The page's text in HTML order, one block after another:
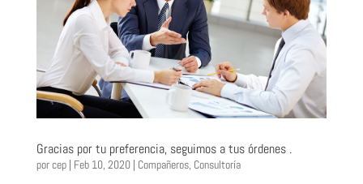
Gracias por tu preferencia, seguimos a tus órdenes .
porcep| Feb 10, 2020| Compañeros, Consultoría